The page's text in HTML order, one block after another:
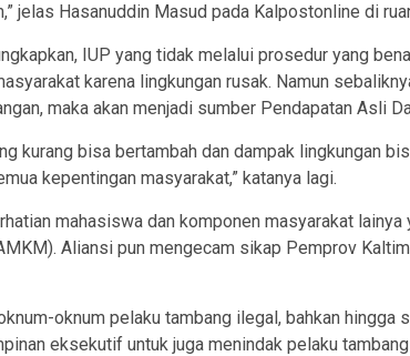
jelas Hasanuddin Masud pada Kalpostonline di
IUP yang tidak melalui prosedur yang
karena lingkungan rusak. Namun
maka akan menjadi sumber Pendapatan Asli
kurang bisa bertambah dan dampak lingkungan
kepentingan masyarakat,” katanya lagi.
mahasiswa dan komponen masyarakat
Aliansi pun mengecam sikap Pemprov
oknum pelaku tambang ilegal, bahkan hingga
eksekutif untuk juga menindak pelaku